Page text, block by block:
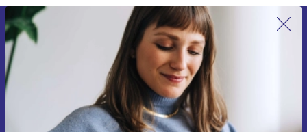
Anmäl dig till vårt nyhetsbrev för
första gången och spara 200 kr!
Missa aldrig ett erbjudande igen.